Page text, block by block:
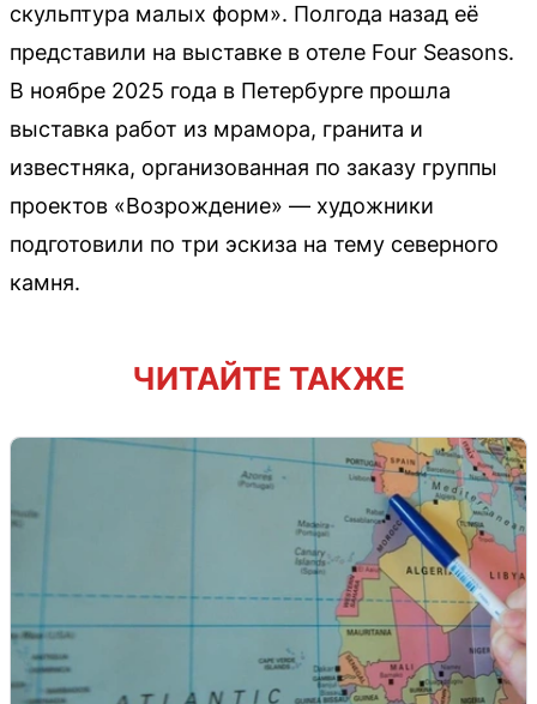
скульптура малых форм». Полгода назад её
представили на выставке в отеле Four Seasons.
В ноябре 2025 года в Петербурге прошла
выставка работ из мрамора, гранита и
известняка, организованная по заказу группы
проектов «Возрождение» — художники
подготовили по три эскиза на тему северного
камня.
ЧИТАЙТЕ ТАКЖЕ